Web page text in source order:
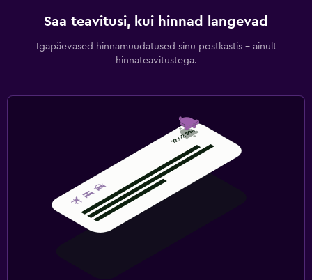
Saa teavitusi, kui hinnad langevad
Igapäevased hinnamuudatused sinu postkastis – ainult
hinnateavitustega.